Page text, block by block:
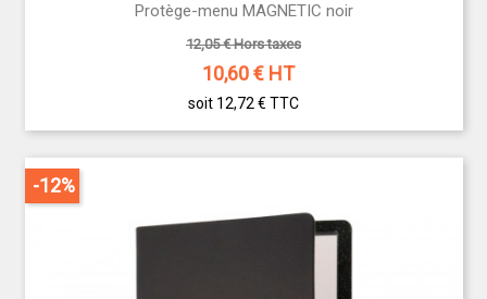
Protège-menu MAGNETIC noir
12,05 € Hors taxes
10,60€ HT
soit 12,72 € TTC
-12%